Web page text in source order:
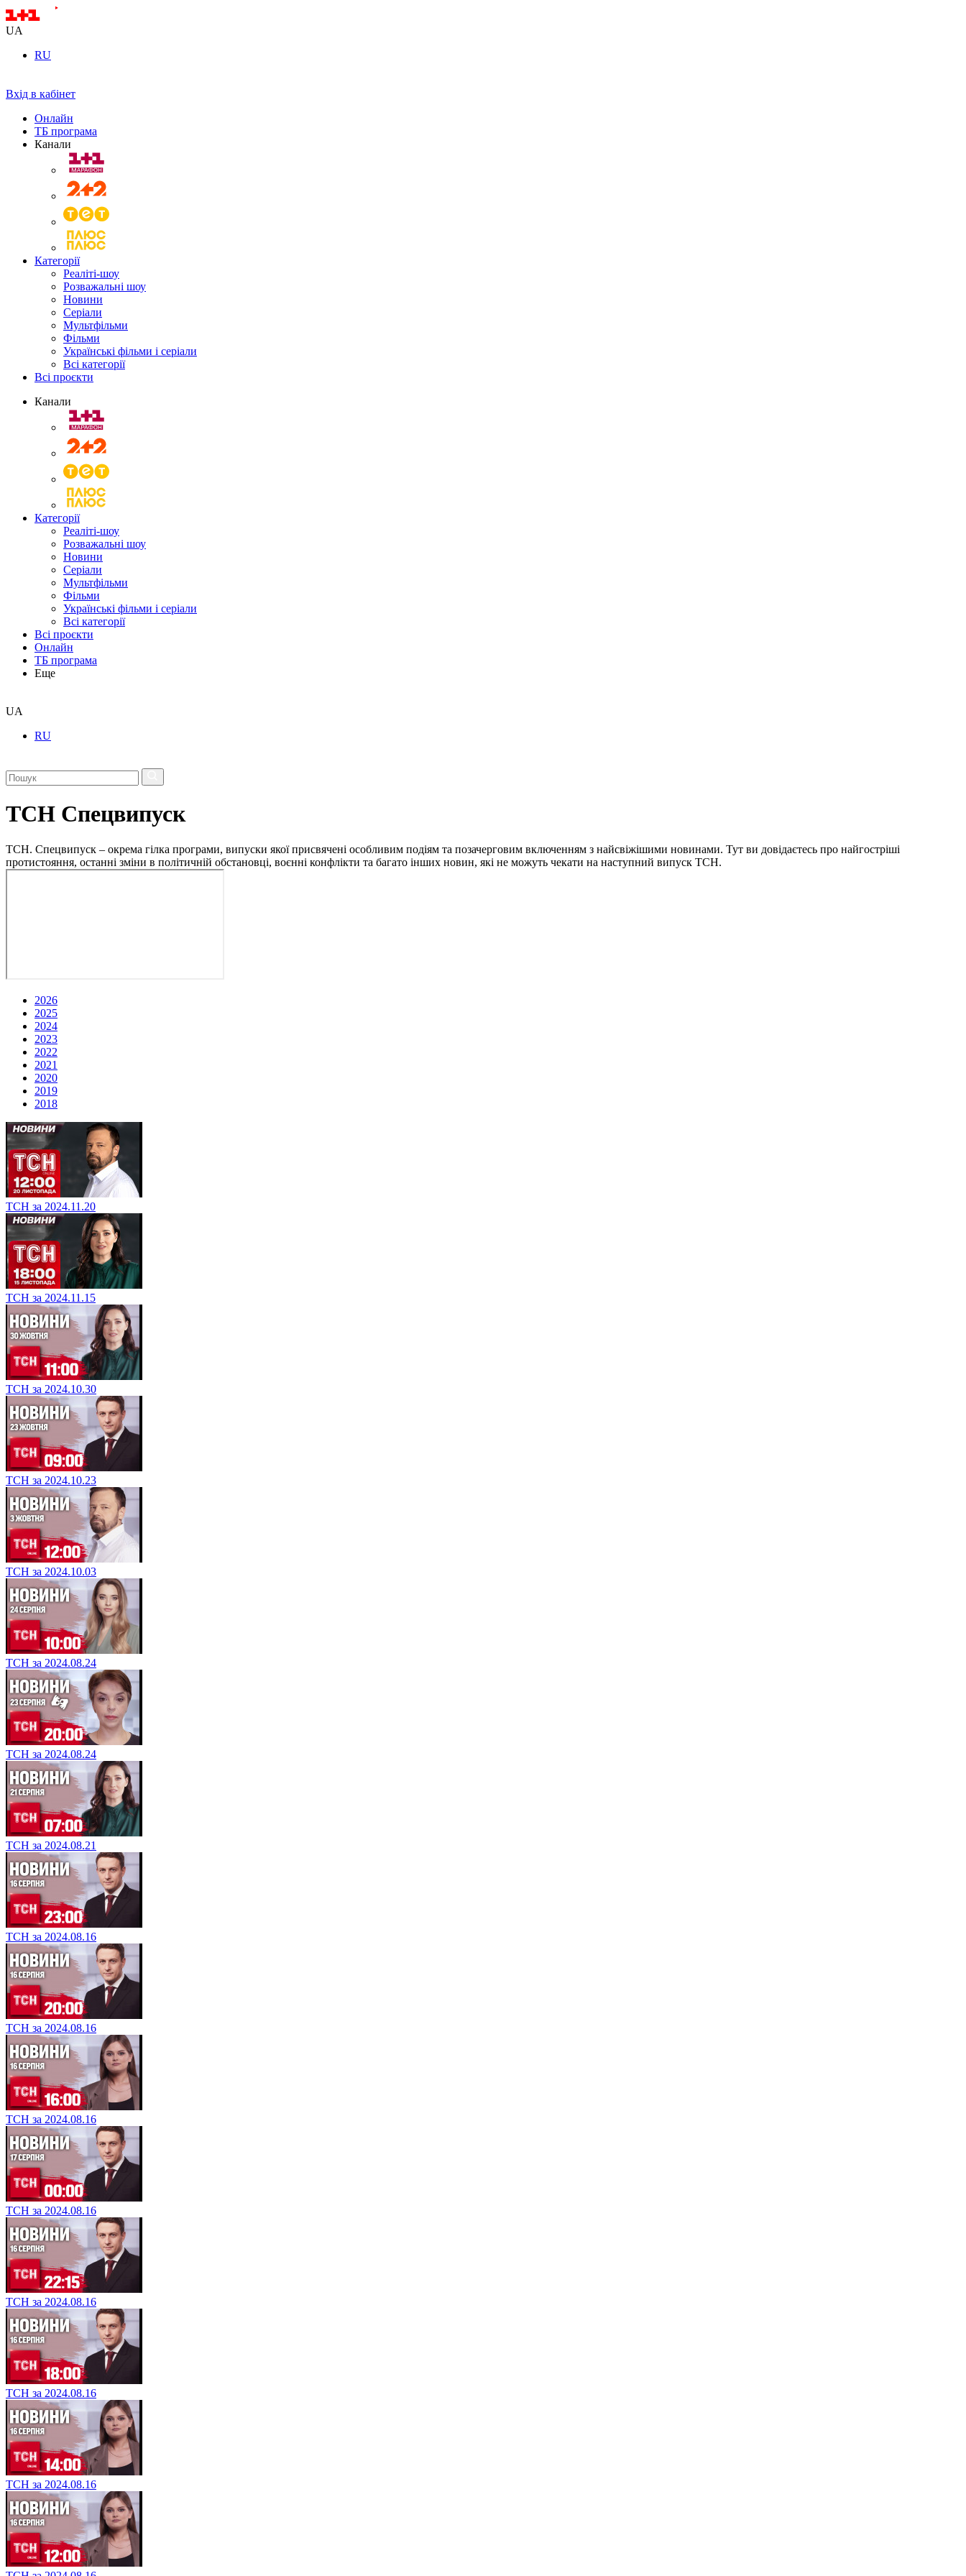
UA
RU
Вхід в кабінет
Онлайн
ТБ програма
Канали
Категорії
Реаліті-шоу
Розважальні шоу
Новини
Серіали
Мультфільми
Фільми
Українські фільми і серіали
Всі категорії
Всі проєкти
Канали
Категорії
Реаліті-шоу
Розважальні шоу
Новини
Серіали
Мультфільми
Фільми
Українські фільми і серіали
Всі категорії
Всі проєкти
Онлайн
ТБ програма
Еще
UA
RU
ТСН Спецвипуск
ТСН. Спецвипуск – окрема гілка програми, випуски якої присвячені особливим подіям та позачерговим включенням з найсвіжішими новинами. Тут ви довідаєтесь про найгостріші
протистояння, останні зміни в політичній обстановці, воєнні конфлікти та багато інших новин, які не можуть чекати на наступний випуск ТСН.
2026
2025
2024
2023
2022
2021
2020
2019
2018
ТСН за 2024.11.20
ТСН за 2024.11.15
ТСН за 2024.10.30
ТСН за 2024.10.23
ТСН за 2024.10.03
ТСН за 2024.08.24
ТСН за 2024.08.24
ТСН за 2024.08.21
ТСН за 2024.08.16
ТСН за 2024.08.16
ТСН за 2024.08.16
ТСН за 2024.08.16
ТСН за 2024.08.16
ТСН за 2024.08.16
ТСН за 2024.08.16